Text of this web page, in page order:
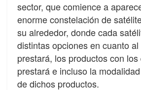
sector, que comience a
enorme constelación de
su alrededor, donde cada
distintas opciones en cuanto
prestará, los productos con los
prestará e incluso la
de dichos productos.